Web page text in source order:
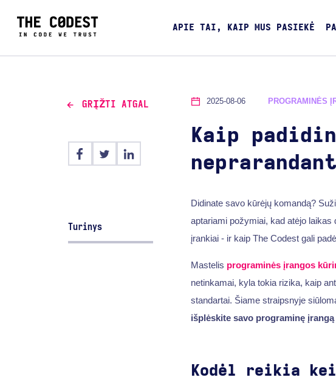
APIE TAI, KAIP MUS PASIEKĖ
GRĮŽTI ATGAL
Turinys
2025-08-06 PROGRAMINĖS
Kaip
Didinate savo kūrėjų komandą?
aptariami požymiai, kad atėjo
įrankiai - ir kaip The Codest gali
Mastelis programinės įrangos
netinkamai, kyla tokia rizika, kaip
standartai. Šiame straipsnyje
išplėskite savo programinę įrangą
Kodėl reikia